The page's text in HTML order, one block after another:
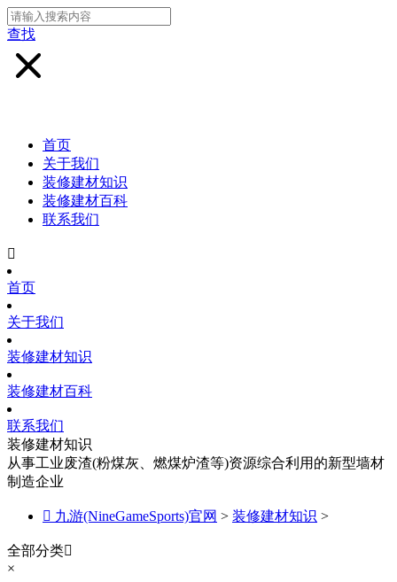
查找
首页
关于我们
装修建材知识
装修建材百科
联系我们

首页
关于我们
装修建材知识
装修建材百科
联系我们
装修建材知识
从事工业废渣(粉煤灰、燃煤炉渣等)资源综合利用的新型墙材
制造企业
 九游(NineGameSports)官网 > 装修建材知识 >
全部分类
×